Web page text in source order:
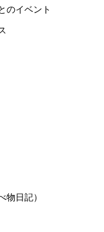
のイベント
物日記）